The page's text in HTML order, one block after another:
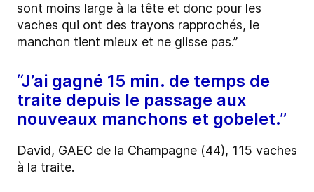
sont moins large à la tête et donc pour les
vaches qui ont des trayons rapprochés, le
manchon tient mieux et ne glisse pas.”
“J’ai gagné 15 min. de temps de
traite depuis le passage aux
nouveaux manchons et gobelet.”
David, GAEC de la Champagne (44), 115 vaches
à la traite.